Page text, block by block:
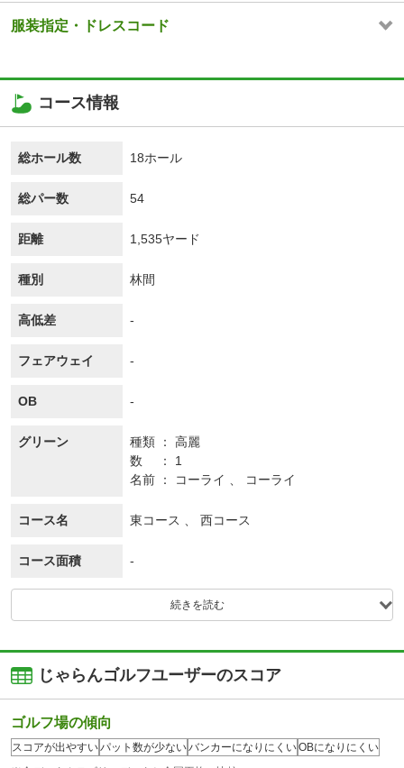
服装指定・ドレスコード
コース情報
総ホール数 18ホール
総パー数 54
距離 1,535ヤード
種別 林間
高低差 -
フェアウェイ -
OB -
グリーン 種類
高麗
数
1
名前
コーライ 、 コーライ
コース名 東コース 、 西コース
コース面積 -
続きを読む
じゃらんゴルフユーザーのスコア
ゴルフ場の傾向
スコアが出やすいパット数が少ないバンカーになりにくいOBになりにくい